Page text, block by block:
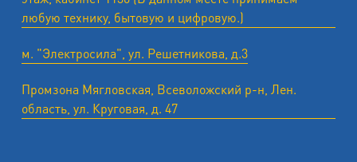
любую технику, бытовую и цифровую.)
м. "Электросила", ул. Решетникова, д.3
Промзона Мягловская, Всеволожский р-н, Лен.
область, ул. ​Круговая, д. 47